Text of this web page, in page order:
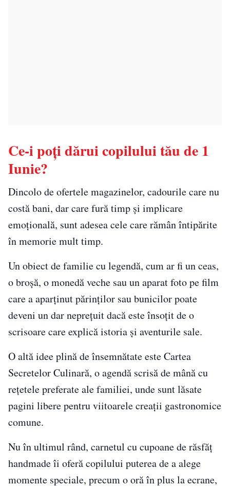
Ce-i poți dărui copilului tău de 1
Iunie?
Dincolo de ofertele magazinelor, cadourile care nu
costă bani, dar care fură timp și implicare
emoțională, sunt adesea cele care rămân întipărite
în memorie mult timp.
Un obiect de familie cu legendă, cum ar fi un ceas,
o broșă, o monedă veche sau un aparat foto pe film
care a aparținut părinților sau bunicilor poate
deveni un dar neprețuit dacă este însoțit de o
scrisoare care explică istoria și aventurile sale.
O altă idee plină de însemnătate este Cartea
Secretelor Culinară, o agendă scrisă de mână cu
rețetele preferate ale familiei, unde sunt lăsate
pagini libere pentru viitoarele creații gastronomice
comune.
Nu în ultimul rând, carnetul cu cupoane de răsfăț
handmade îi oferă copilului puterea de a alege
momente speciale, precum o oră în plus la ecrane,